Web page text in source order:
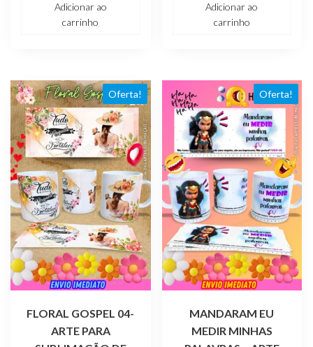
original
Adicionar ao
carrinho
original
Adicionar ao
carrinho
Oferta!
FLORAL GOSPEL 04-
ARTE PARA
Oferta!
MANDARAM EU
MEDIR MINHAS